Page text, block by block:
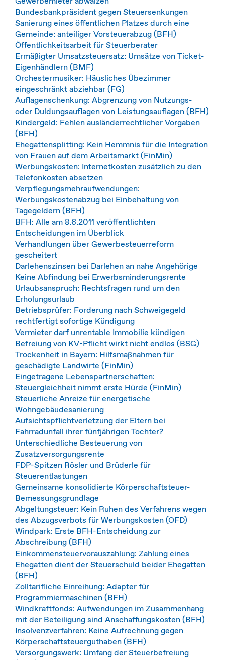
Bundesbankpräsident gegen Steuersenkungen
Sanierung eines öffentlichen Platzes durch eine
Gemeinde: anteiliger Vorsteuerabzug (BFH)
Öffentlichkeitsarbeit für Steuerberater
Ermäßigter Umsatzsteuersatz: Umsätze von Ticket-
Eigenhändlern (BMF)
Orchestermusiker: Häusliches Übezimmer
eingeschränkt abziehbar (FG)
Auflagenschenkung: Abgrenzung von Nutzungs-
oder Duldungsauflagen von Leistungsauflagen (BFH)
Kindergeld: Fehlen ausländerrechtlicher Vorgaben
(BFH)
Ehegattensplitting: Kein Hemmnis für die Integration
von Frauen auf dem Arbeitsmarkt (FinMin)
Werbungskosten: Internetkosten zusätzlich zu den
Telefonkosten absetzen
Verpflegungsmehraufwendungen:
Werbungskostenabzug bei Einbehaltung von
Tagegeldern (BFH)
BFH: Alle am 8.6.2011 veröffentlichten
Entscheidungen im Überblick
Verhandlungen über Gewerbesteuerreform
gescheitert
Darlehenszinsen bei Darlehen an nahe Angehörige
Keine Abfindung bei Erwerbsminderungsrente
Urlaubsanspruch: Rechtsfragen rund um den
Erholungsurlaub
Betriebsprüfer: Forderung nach Schweigegeld
rechtfertigt sofortige Kündigung
Vermieter darf unrentable Immobilie kündigen
Befreiung von KV-Pflicht wirkt nicht endlos (BSG)
Trockenheit in Bayern: Hilfsmaßnahmen für
geschädigte Landwirte (FinMin)
Eingetragene Lebenspartnerschaften:
Steuergleichheit nimmt erste Hürde (FinMin)
Steuerliche Anreize für energetische
Wohngebäudesanierung
Aufsichtspflichtverletzung der Eltern bei
Fahrradunfall ihrer fünfjährigen Tochter?
Unterschiedliche Besteuerung von
Zusatzversorgungsrente
FDP-Spitzen Rösler und Brüderle für
Steuerentlastungen
Gemeinsame konsolidierte Körperschaftsteuer-
Bemessungsgrundlage
Abgeltungsteuer: Kein Ruhen des Verfahrens wegen
des Abzugsverbots für Werbungskosten (OFD)
Windpark: Erste BFH-Entscheidung zur
Abschreibung (BFH)
Einkommensteuervorauszahlung: Zahlung eines
Ehegatten dient der Steuerschuld beider Ehegatten
(BFH)
Zolltarifliche Einreihung: Adapter für
Programmiermaschinen (BFH)
Windkraftfonds: Aufwendungen im Zusammenhang
mit der Beteiligung sind Anschaffungskosten (BFH)
Insolvenzverfahren: Keine Aufrechnung gegen
Körperschaftsteuerguthaben (BFH)
Versorgungswerk: Umfang der Steuerbefreiung